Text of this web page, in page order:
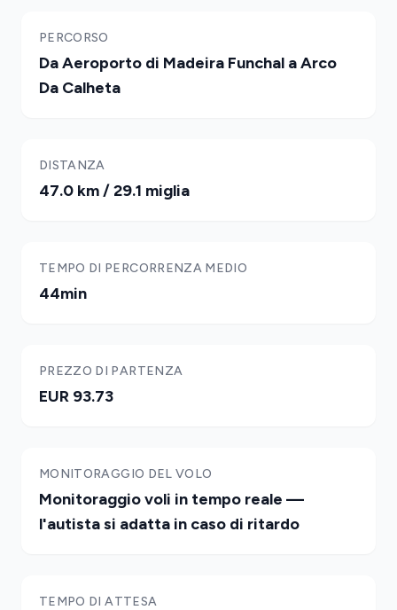
PERCORSO
Da Aeroporto di Madeira Funchal a Arco
Da Calheta
DISTANZA
47.0 km / 29.1 miglia
TEMPO DI PERCORRENZA MEDIO
44min
PREZZO DI PARTENZA
EUR 93.73
MONITORAGGIO DEL VOLO
Monitoraggio voli in tempo reale —
l'autista si adatta in caso di ritardo
TEMPO DI ATTESA